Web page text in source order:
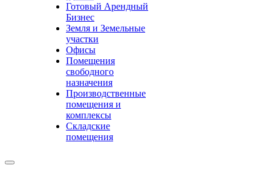
Готовый Арендный
Бизнес
Земля и Земельные
участки
Офисы
Помещения
свободного
назначения
Производственные
помещения и
комплексы
Складские
помещения